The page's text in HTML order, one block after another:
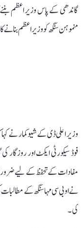
گاندھی کے پاس وزیر اعظم بننے
منموہن سنگھ کو وزیر اعظم بنانے
وزیر اعلی ڈی کے شیوکمار نے
فوڈ سیکورٹی ایکٹ اور روزگار
مفادات کے تحفظ کے لیے
نے او بی سی مہاسنگھ کے
کی۔